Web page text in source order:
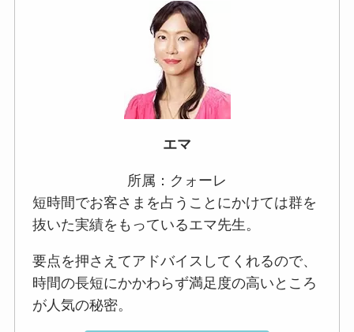
エマ
所属：クォーレ
短時間でお客さまを占うことにかけては群を
抜いた実績をもっているエマ先生。
要点を押さえてアドバイスしてくれるので、
時間の長短にかかわらず満足度の高いところ
が人気の秘密。